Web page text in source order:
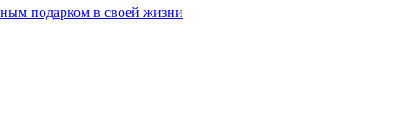
подарком в своей жизни